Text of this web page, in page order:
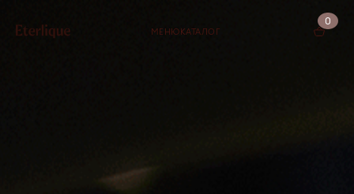
МЕНЮКАТАЛОГ
0
КОРЗИНА (0)